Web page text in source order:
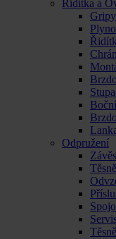
Řídítka a
Gripy
Odpružení